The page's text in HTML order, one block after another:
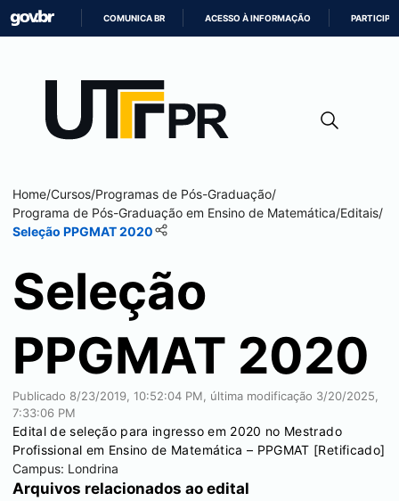
CONTEÚDO
COMUNICA BR ACESSO À INFORMAÇÃO PARTICIPE
Home/Cursos/Programas de Pós-Graduação/
Programa de Pós-Graduação em Ensino de Matemática/Editais/
Seleção PPGMAT 2020
Seleção
PPGMAT 2020
Publicado 8/23/2019, 10:52:04 PM , última modificação 3/20/2025,
7:33:06 PM
Edital de seleção para ingresso em 2020 no Mestrado
Profissional em Ensino de Matemática – PPGMAT [Retificado]
Campus: Londrina
Arquivos relacionados ao edital